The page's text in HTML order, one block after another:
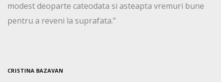
modest deoparte cateodata si asteapta vremuri bune
pentru a reveni la suprafata.”
CRISTINA BAZAVAN